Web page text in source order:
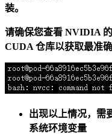
装。
请确保您查看 NVIDIA
CUDA 仓库以获取最准
出现以上情况，需
系统环境变量